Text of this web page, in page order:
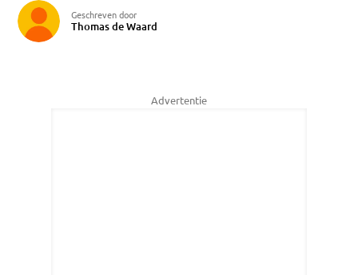
Geschreven door
Thomas de Waard
Advertentie